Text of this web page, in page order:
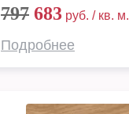
797 683 руб. / кв. м.
Подробнее